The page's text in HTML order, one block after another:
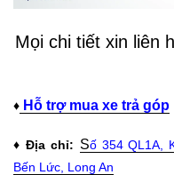
Mọi chi tiết xin liên
♦ Hỗ trợ mua xe trả góp
♦ Địa chỉ: Số 354 QL1A,
Bến Lức, Long An